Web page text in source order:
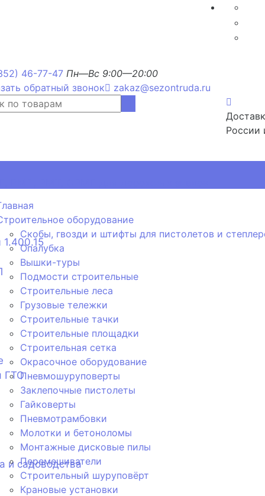
46-77-47 Пн—Вс 9:00—20:00
обратный звонок
zakaz@sezontruda.ru
России
ГТО
и садоводства
оборудование
Скобы, гвозди и штифты для пистолетов и
Опалубка
Вышки-туры
Подмости строительные
Строительные леса
Грузовые тележки
Строительные тачки
Строительные площадки
Строительная сетка
Окрасочное оборудование
Пневмошуруповерты
Заклепочные пистолеты
Гайковерты
Пневмотрамбовки
Молотки и бетоноломы
Монтажные дисковые пилы
Перемешиватели
Строительный шуруповёрт
Крановые установки